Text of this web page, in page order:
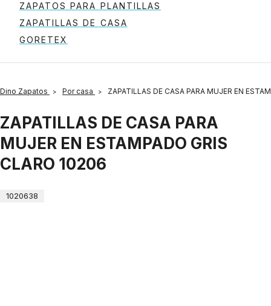
ZAPATOS PARA PLANTILLAS
ZAPATILLAS DE CASA
GORETEX
Dino Zapatos Por casa ZAPATILLAS DE CASA PARA MUJER EN
ZAPATILLAS DE CASA PARA
MUJER EN ESTAMPADO GRIS
CLARO 10206
1020638